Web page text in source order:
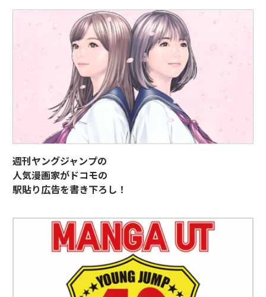
週刊ヤングジャンプの
人気漫画家がドコモの
駅貼り広告を書き下ろし！